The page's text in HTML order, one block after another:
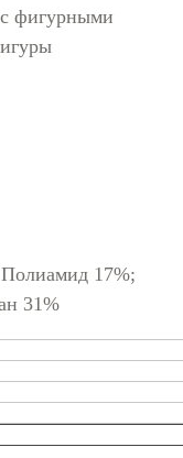
фигурными
17%;
31%